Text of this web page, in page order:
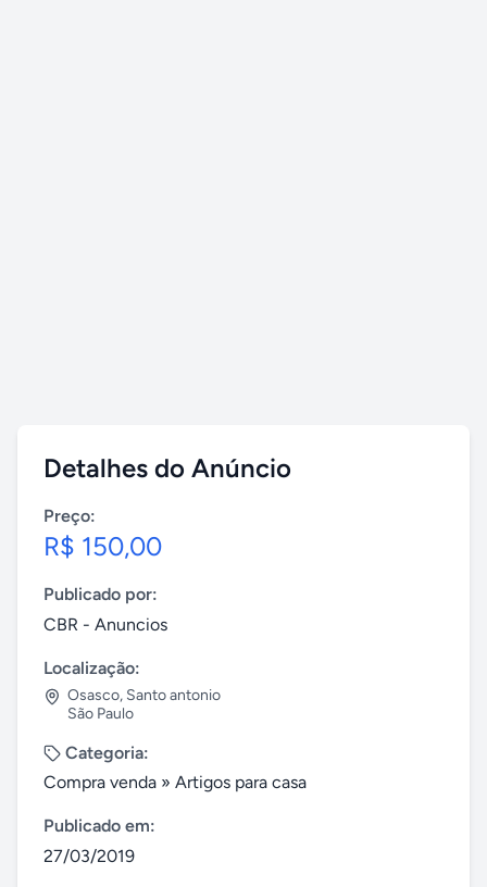
Detalhes do Anúncio
Preço:
R$ 150,00
Publicado por:
CBR - Anuncios
Localização:
Osasco, Santo antonio
São Paulo
Categoria:
Compra venda » Artigos para casa
Publicado em:
27/03/2019